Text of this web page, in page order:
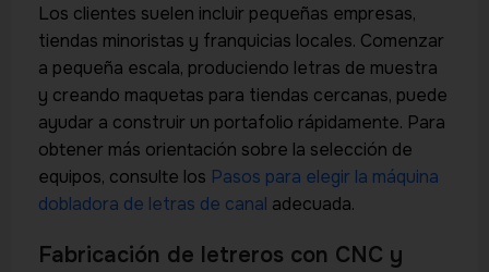
Los clientes suelen incluir pequeñas empresas,
tiendas minoristas y franquicias locales. Comenzar
a pequeña escala, produciendo letras de muestra
y creando maquetas para tiendas cercanas, puede
ayudar a construir un portafolio rápidamente. Para
obtener más orientación sobre la selección de
equipos, consulte los Pasos para elegir la máquina
dobladora de letras de canal adecuada.
Fabricación de letreros con CNC y